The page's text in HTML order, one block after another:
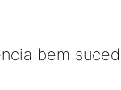
bem